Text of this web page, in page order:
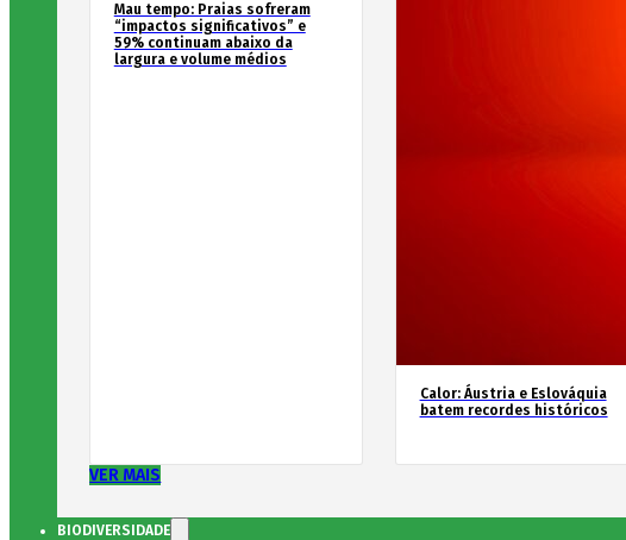
Mau tempo: Praias sofreram
“impactos significativos” e
59% continuam abaixo da
largura e volume médios
Calor: Áustria e Eslováquia
batem recordes históricos
VER MAIS
BIODIVERSIDADE